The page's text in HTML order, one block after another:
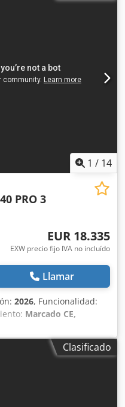
x 950mm x
[kg]: 600kg -
1 Información financiera
1 / 14
PRO 3
EUR 18.335
EXW precio fijo IVA no incluído
Llamar
2026, Funcionalidad:
Marcado CE,
C40 PRO – 3 EJES SICAR
quienes trabajan de
entre
Clasificado